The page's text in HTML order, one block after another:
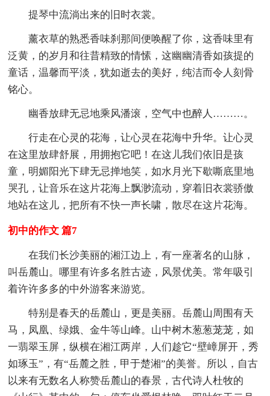
提琴中流淌出来的旧时衣裳。
薰衣草的熟悉香味刹那间便唤醒了你，这香味里有
泛黄，的岁月和往昔精致的情愫，这幽幽清香如孩提的
童话，温馨而平淡，犹如逝去的美好，纯洁而令人刻骨
铭心。
幽香放肆无忌地乘风潘滚，空气中也醉人………。
行走在心灵的花海，让心灵在花海中升华。让心灵
在这里放肆舒展，用拥抱它吧！在这儿我们依旧是孩
童，明媚阳光下肆无忌掸地笑，如水月光下歇嘶底里地
哭孔，让音乐在这片花海上飘渺流动，穿着旧衣裳骄傲
地站在这儿，把所有不快一声长啸，散尽在这片花海。
初中的作文 篇7
在我们长沙美丽的湘江边上，有一座著名的山脉，
叫岳麓山。哪里有许多名胜古迹，风景优美。常年吸引
着许许多多的中外游客来游览。
特别是春天的岳麓山，更是美丽。岳麓山周围有天
马，凤凰、绿娥、金牛等山峰。山中树木葱葱茏茏，如
一翡翠玉屏，纵横在湘江两岸，人们趁它“壁嶂屏开，秀
如琢玉”，有“岳麓之胜，甲于楚湘”的美誉。所以，自古
以来有无数名人称赞岳麓山的春景，古代诗人杜牧的